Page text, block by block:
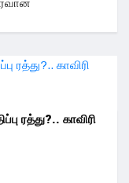
ரத்து?.. காவிரி